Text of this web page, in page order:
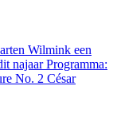
Wilmink een
najaar Programma:
No. 2 César